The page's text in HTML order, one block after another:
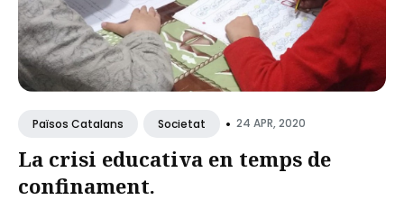
Països Catalans Societat • 24 APR, 2020
La crisi educativa en temps de
confinament.